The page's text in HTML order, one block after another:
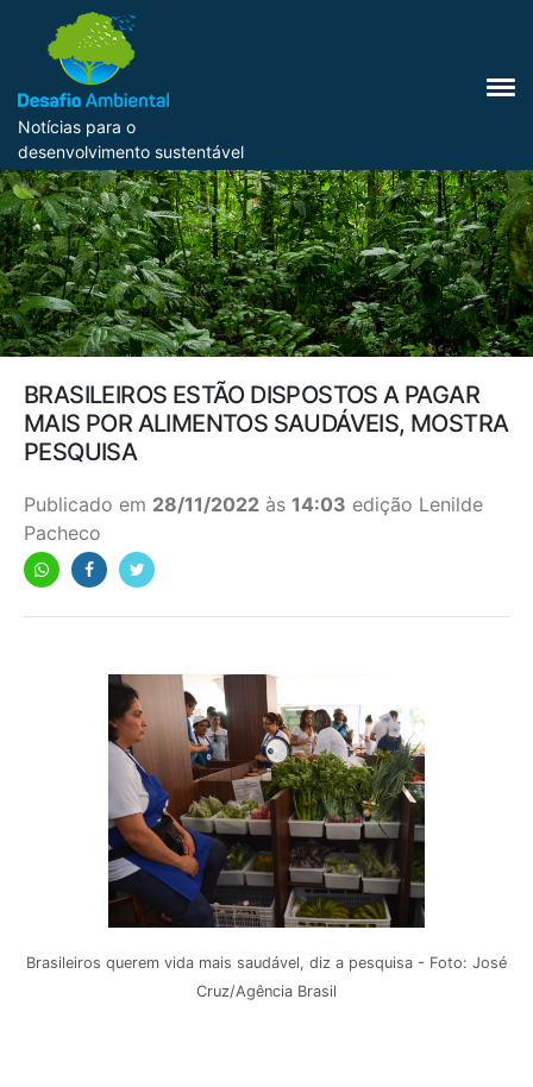
Notícias para o
desenvolvimento sustentável
BRASILEIROS ESTÃO DISPOSTOS A PAGAR
MAIS POR ALIMENTOS SAUDÁVEIS, MOSTRA
PESQUISA
Publicado em 28/11/2022 às 14:03 edição Lenilde
Pacheco
Brasileiros querem vida mais saudável, diz a pesquisa - Foto: José
Cruz/Agência Brasil